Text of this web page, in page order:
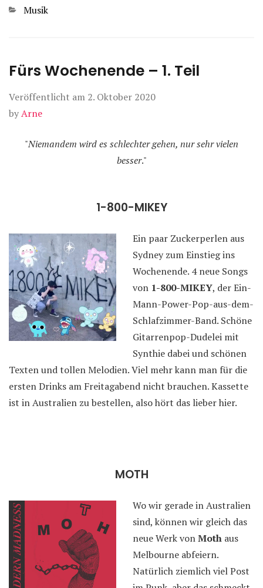
Kategorien
Musik
Fürs Wochenende – 1. Teil
Veröffentlicht am 2. Oktober 2020
byArne
"Niemandem wird es schlechter gehen, nur sehr vielen
besser."
1-800-MIKEY
Ein paar Zuckerperlen aus
Sydney zum Einstieg ins
Wochenende. 4 neue Songs
von 1-800-MIKEY, der Ein-
Mann-Power-Pop-aus-dem-
Schlafzimmer-Band. Schöne
Gitarrenpop-Dudelei mit
Synthie dabei und schönen
Texten und tollen Melodien. Viel mehr kann man für die
ersten Drinks am Freitagabend nicht brauchen. Kassette
ist in Australien zu bestellen, also hört das lieber hier.
MOTH
Wo wir gerade in Australien
sind, können wir gleich das
neue Werk vonMoth aus
Melbourne abfeiern.
Natürlich ziemlich viel Post